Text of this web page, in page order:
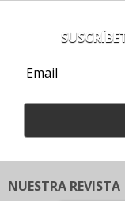
NUESTRA REVISTA